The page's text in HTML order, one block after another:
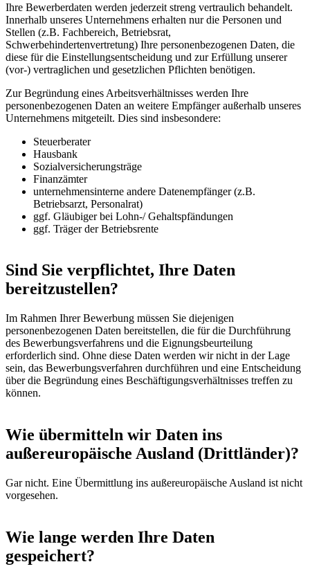
Ihre Bewerberdaten werden jederzeit streng vertraulich behandelt.
Innerhalb unseres Unternehmens erhalten nur die Personen und
Stellen (z.B. Fachbereich, Betriebsrat,
Schwerbehindertenvertretung) Ihre personenbezogenen Daten, die
diese für die Einstellungsentscheidung und zur Erfüllung unserer
(vor-) vertraglichen und gesetzlichen Pflichten benötigen.
Zur Begründung eines Arbeitsverhältnisses werden Ihre
personenbezogenen Daten an weitere Empfänger außerhalb unseres
Unternehmens mitgeteilt. Dies sind insbesondere:
Steuerberater
Hausbank
Sozialversicherungsträge
Finanzämter
unternehmensinterne andere Datenempfänger (z.B.
Betriebsarzt, Personalrat)
ggf. Gläubiger bei Lohn-/ Gehaltspfändungen
ggf. Träger der Betriebsrente
Sind Sie verpflichtet, Ihre Daten
bereitzustellen?
Im Rahmen Ihrer Bewerbung müssen Sie diejenigen
personenbezogenen Daten bereitstellen, die für die Durchführung
des Bewerbungsverfahrens und die Eignungsbeurteilung
erforderlich sind. Ohne diese Daten werden wir nicht in der Lage
sein, das Bewerbungsverfahren durchführen und eine Entscheidung
über die Begründung eines Beschäftigungsverhältnisses treffen zu
können.
Wie übermitteln wir Daten ins
außereuropäische Ausland (Drittländer)?
Gar nicht. Eine Übermittlung ins außereuropäische Ausland ist nicht
vorgesehen.
Wie lange werden Ihre Daten
gespeichert?